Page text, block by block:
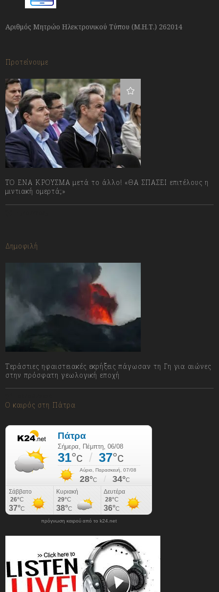
Αριθμός Μητρώο Ηλεκτρονικού Τύπου (Μ.Η.Τ.) 262014
Προτείνουμε
ΤΟ ΕΝΑ ΚΡΟΥΣΜΑ μετά το άλλο! «ΘΑ ΣΠΑΣΕΙ επιτέλους η
μιντιακή ομερτά;»
Δημοφιλή
Τεράστιες ηφαιστειακές εκρήξεις πάγωσαν τη Γη για αιώνες
στην πρόσφατη γεωλογική εποχή
Ο καιρός στη Πάτρα
πρόγνωση καιρού από το k24.net